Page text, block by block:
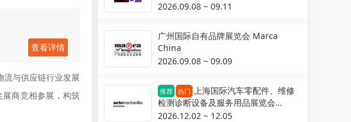
查看详情
流与供应链行业发展
商竞相参展，构筑
2026.09.08 ~ 09.11
广州国际自有品牌展览会 Marca
China
2026.09.08 ~ 09.09
推荐 热门 上海国际汽车零配件、维修
检测诊断设备及服务用品展览会
Automechanika Shanghai
2026.12.02 ~ 12.05